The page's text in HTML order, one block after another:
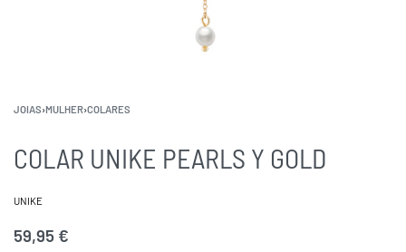
JOIAS›MULHER›COLARES
COLAR UNIKE PEARLS Y GOLD
UNIKE
59,95 €